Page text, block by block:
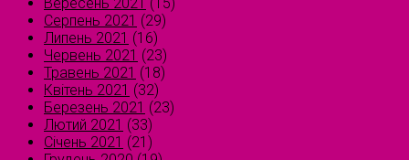
Серпень 2021 (29)
Липень 2021 (16)
Червень 2021 (23)
Травень 2021 (18)
Квітень 2021 (32)
Березень 2021 (23)
Лютий 2021 (33)
Січень 2021 (21)